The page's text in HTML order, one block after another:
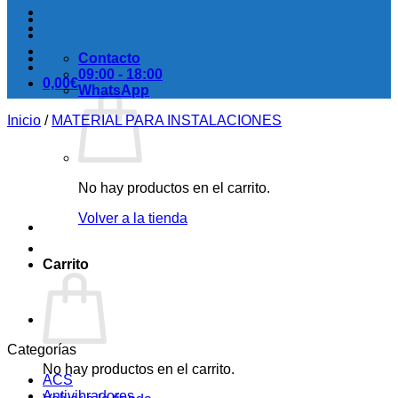
0,00€
No hay productos en el carrito.
Volver a la tienda
Carrito
No hay productos en el carrito.
Contacto
09:00 - 18:00
WhatsApp
Inicio / MATERIAL PARA INSTALACIONES
Categorías
ACS